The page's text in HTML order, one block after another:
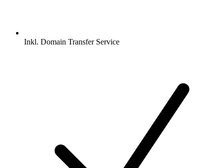
Inkl. Domain Transfer Service